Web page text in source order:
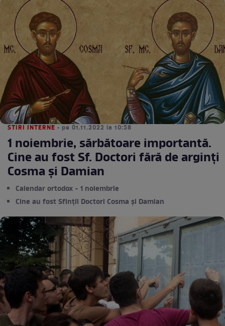
STIRI INTERNE • pe 01.11.2022 la 10:58
1 noiembrie, sărbătoare importantă.
Cine au fost Sf. Doctori fără de arginți
Cosma și Damian
Calendar ortodox - 1 noiembrie
Cine au fost Sfinții Doctori Cosma și Damian